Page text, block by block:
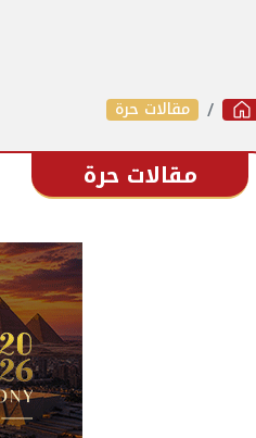
مقالات حرة
مقالات حرة